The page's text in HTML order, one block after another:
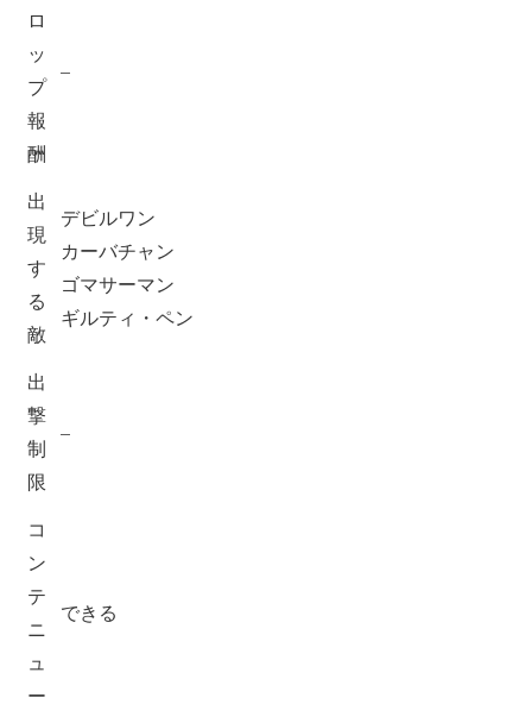
ロ
ッ
プ
報
酬
–
出
現
す
る
敵
デビルワン
カーバチャン
ゴマサーマン
ギルティ・ペン
出
撃
制
限
–
コ
ン
テ
ニ
ュ
ー
できる